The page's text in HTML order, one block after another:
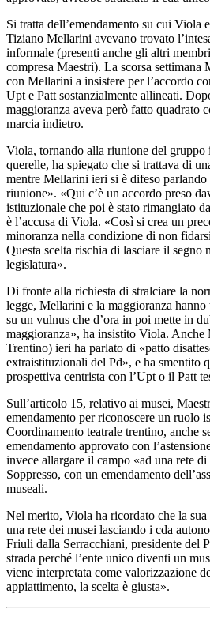
Si tratta dell’emendamento su cui Viola
Tiziano Mellarini avevano trovato
informale (presenti anche gli altri
compresa Maestri). La scorsa settimana
con Mellarini a insistere per l’accordo
Upt e Patt sostanzialmente allineati.
maggioranza aveva però fatto quadrato
marcia indietro.
Viola, tornando alla riunione del gruppo
querelle, ha spiegato che si trattava di
mentre Mellarini ieri si è difeso
riunione». «Qui c’è un accordo preso
istituzionale che poi è stato rimangiato
è l’accusa di Viola. «Così si crea un
minoranza nella condizione di non
Questa scelta rischia di lasciare il segno
legislatura».
Di fronte alla richiesta di stralciare la
legge, Mellarini e la maggioranza
su un vulnus che d’ora in poi mette in
maggioranza», ha insistito Viola.
Trentino) ieri ha parlato di «patto
extraistituzionali del Pd», e ha smentito
prospettiva centrista con l’Upt o il Patt
Sull’articolo 15, relativo ai musei,
emendamento per riconoscere un ruolo
Coordinamento teatrale trentino, anche
emendamento approvato con
invece allargare il campo «ad una rete
Soppresso, con un emendamento
museali.
Nel merito, Viola ha ricordato che la
una rete dei musei lasciando i cda
Friuli dalla Serracchiani, presidente del
strada perché l’ente unico diventi un
viene interpretata come valorizzazione
appiattimento, la scelta è giusta».